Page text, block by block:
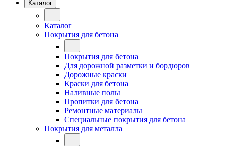
Каталог
Каталог
Покрытия для бетона
Покрытия для бетона
Для дорожной разметки и бордюров
Дорожные краски
Краски для бетона
Наливные полы
Пропитки для бетона
Ремонтные материалы
Специальные покрытия для бетона
Покрытия для металла